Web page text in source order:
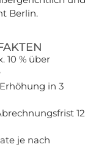
Berlin.
10 % über
Erhöhung in 3
12
je nach